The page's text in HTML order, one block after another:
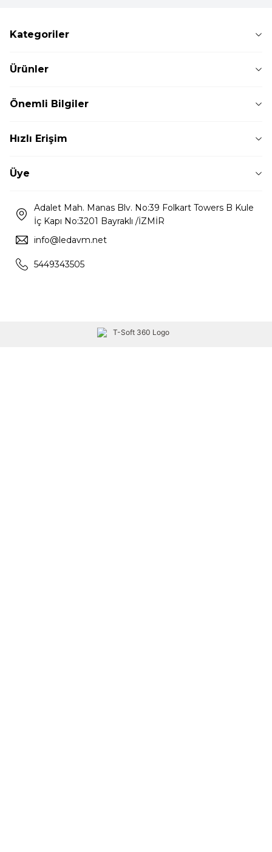
Kategoriler
Ürünler
Önemli Bilgiler
Hızlı Erişim
Üye
Adalet Mah. Manas Blv. No:39 Folkart Towers B Kule
İç Kapı No:3201 Bayraklı /İZMİR
info@ledavm.net
5449343505